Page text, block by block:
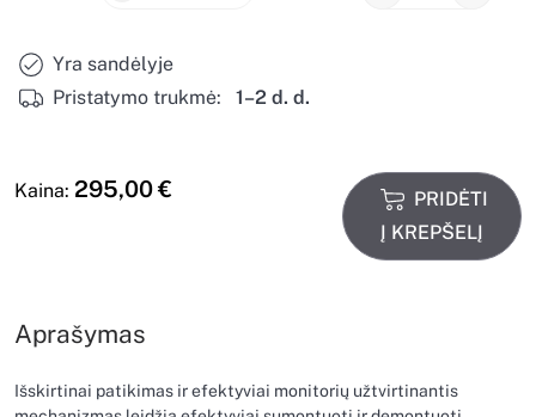
Yra sandėlyje
Pristatymo trukmė:
1–2 d. d.
Kaina: 295,00€
PRIDĖTI
Į KREPŠELĮ
Aprašymas
Išskirtinai patikimas ir efektyviai monitorių užtvirtinantis